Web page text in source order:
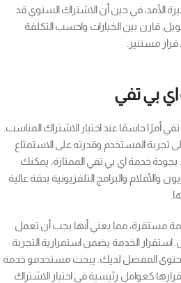
الأمد، في حين أن الاشتراك السنوي قد
قارن بين الخيارات واحسب التكلفة
مستنير.
بي تفي
أمرًا حاسمًا عند اختيار الاشتراك المناسب.
تجربة المستخدم وقدرته على الاستمتاع
خدمة اي بي تفي الممتازة، يمكنك
والأفلام والبرامج التلفزيونية بدقة عالية
مستقرة، مما يعني أنها يجب أن تعمل
الخدمة يضمن استمرارية التجربة
المفضل لديك. يبحث مستخدمو خدمة
كعوامل رئيسية في اختيار الاشتراك